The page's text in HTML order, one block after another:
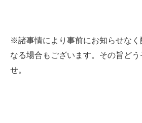
※諸事情により事前にお知らせなく
なる場合もございます。その旨どう
せ。